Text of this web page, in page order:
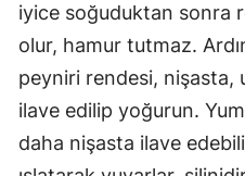
iyice soğuduktan sonra
olur, hamur tutmaz.
peyniri rendesi, nişasta,
ilave edilip yoğurun.
daha nişasta ilave